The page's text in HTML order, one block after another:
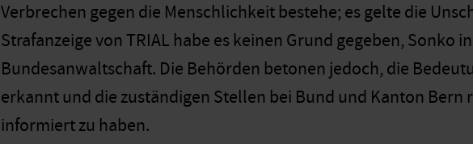
Verbrechen gegen die Menschlichkeit bestehe; es gelte die
Strafanzeige von TRIAL habe es keinen Grund gegeben, Sonko
Bundesanwaltschaft. Die Behörden betonen jedoch, die
erkannt und die zuständigen Stellen bei Bund und Kanton Bern
informiert zu haben.